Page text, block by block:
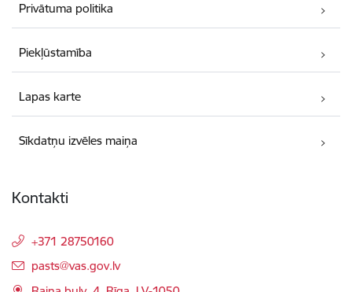
Privātuma politika
Piekļūstamība
Lapas karte
Sīkdatņu izvēles maiņa
Kontakti
+371 28750160
E-pasts:
pasts@vas.gov.lv